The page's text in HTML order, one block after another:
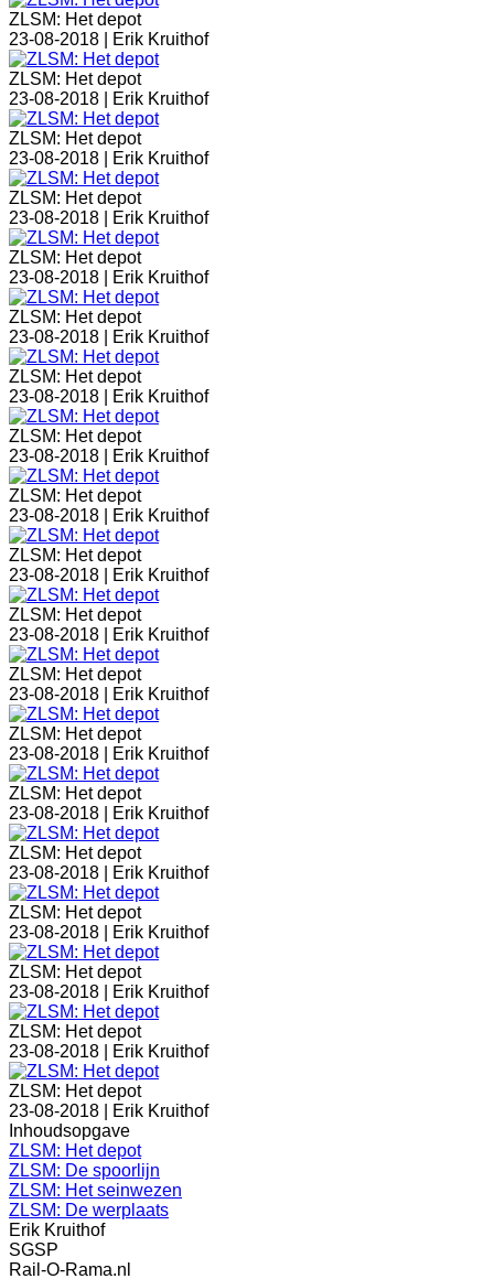
ZLSM: Het depot
23-08-2018 |
Erik Kruithof
ZLSM: Het depot
23-08-2018 |
Erik Kruithof
ZLSM: Het depot
23-08-2018 |
Erik Kruithof
ZLSM: Het depot
23-08-2018 |
Erik Kruithof
ZLSM: Het depot
23-08-2018 |
Erik Kruithof
ZLSM: Het depot
23-08-2018 |
Erik Kruithof
ZLSM: Het depot
23-08-2018 |
Erik Kruithof
ZLSM: Het depot
23-08-2018 |
Erik Kruithof
ZLSM: Het depot
23-08-2018 |
Erik Kruithof
ZLSM: Het depot
23-08-2018 |
Erik Kruithof
ZLSM: Het depot
23-08-2018 |
Erik Kruithof
ZLSM: Het depot
23-08-2018 |
Erik Kruithof
ZLSM: Het depot
23-08-2018 |
Erik Kruithof
ZLSM: Het depot
23-08-2018 |
Erik Kruithof
ZLSM: Het depot
23-08-2018 |
Erik Kruithof
ZLSM: Het depot
23-08-2018 |
Erik Kruithof
ZLSM: Het depot
23-08-2018 |
Erik Kruithof
ZLSM: Het depot
23-08-2018 |
Erik Kruithof
ZLSM: Het depot
23-08-2018 |
Erik Kruithof
Inhoudsopgave
ZLSM: Het depot
ZLSM: De spoorlijn
ZLSM: Het seinwezen
ZLSM: De werplaats
Erik Kruithof
SGSP
Rail-O-Rama.nl